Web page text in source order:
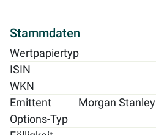
Stammdaten
Wertpapiertyp
ISIN
WKN
Emittent
Morgan
Options-Typ